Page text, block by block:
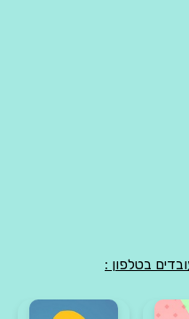
בטלפון :